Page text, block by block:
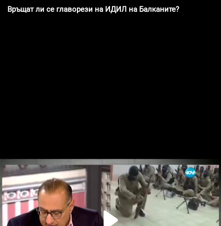
Връщат ли се главорези на ИДИЛ на Балканите?